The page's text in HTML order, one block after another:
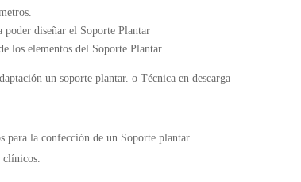
poder diseñar el Soporte Plantar
los elementos del Soporte Plantar.
un soporte plantar.oTécnica en descarga
para la confección de un Soporte plantar.
clínicos.